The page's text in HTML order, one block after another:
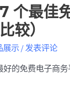
个最佳
较）
展示 /发表评论
好的免费电子商